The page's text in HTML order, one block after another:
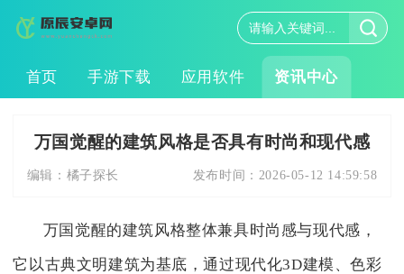
首页 手游下载 应用软件 资讯中心
万国觉醒的建筑风格是否具有时尚和现代感
编辑： 橘子探长 发布时间： 2026-05-12 14:59:58
万国觉醒的建筑风格整体兼具时尚感与现代感，
它以古典文明建筑为基底，通过现代化3D建模、色彩